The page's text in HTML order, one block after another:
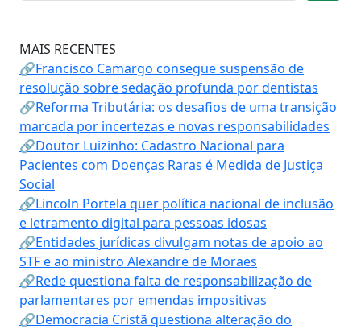
MAIS RECENTES
🔗Francisco Camargo consegue suspensão de
resolução sobre sedação profunda por dentistas
🔗Reforma Tributária: os desafios de uma transição
marcada por incertezas e novas responsabilidades
🔗Doutor Luizinho: Cadastro Nacional para
Pacientes com Doenças Raras é Medida de Justiça
Social
🔗Lincoln Portela quer política nacional de inclusão
e letramento digital para pessoas idosas
🔗Entidades jurídicas divulgam notas de apoio ao
STF e ao ministro Alexandre de Moraes
🔗Rede questiona falta de responsabilização de
parlamentares por emendas impositivas
🔗Democracia Cristã questiona alteração do